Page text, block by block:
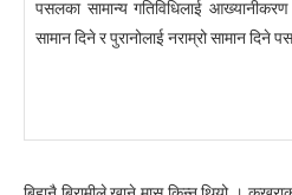
पसलका सामान्य गतिविधिलाई
सामान दिने र पुरानोलाई नराम्रो सामान दिने